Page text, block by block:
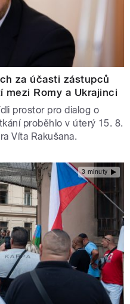
za účasti zástupců
mezi Romy a Ukrajinci
prostor pro dialog o
proběhlo v úterý 15. 8.
Víta Rakušana.
3 minuty